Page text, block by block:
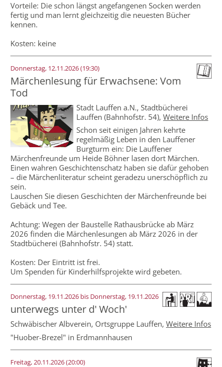
Vorteile: Die schon längst angefangenen Socken werden
fertig und man lernt gleichzeitig die neuesten Bücher
kennen.
Kosten: keine
Donnerstag, 12.11.2026 (19:30)
Märchenlesung für Erwachsene: Vom
Tod
Stadt Lauffen a.N.,Stadtbücherei
Lauffen (Bahnhofstr. 54),Weitere Infos
Schon seit einigen Jahren kehrte
regelmäßig Leben in den Lauffener
Burgturm ein: Die Lauffener
Märchenfreunde um Heide Böhner lasen dort Märchen.
Einen wahren Geschichtenschatz haben sie dafür gehoben
– die Märchenliteratur scheint geradezu unerschöpflich zu
sein.
Lauschen Sie diesen Geschichten der Märchenfreunde bei
Gebäck und Tee.
Achtung: Wegen der Baustelle Rathausbrücke ab März
2026 finden die Märchenlesungen ab März 2026 in der
Stadtbücherei (Bahnhofstr. 54) statt.
Kosten: Der Eintritt ist frei.
Um Spenden für Kinderhilfsprojekte wird gebeten.
Donnerstag, 19.11.2026 bis Donnerstag, 19.11.2026
unterwegs unter d' Woch'
Schwäbischer Albverein, Ortsgruppe Lauffen, Weitere Infos
"Huober-Brezel" in Erdmannhausen
Freitag, 20.11.2026 (20:00)